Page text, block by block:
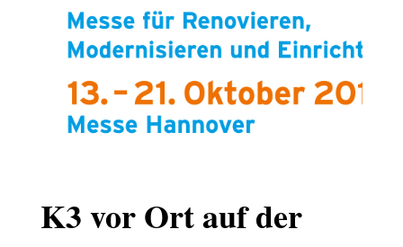
K3 vor Ort auf der